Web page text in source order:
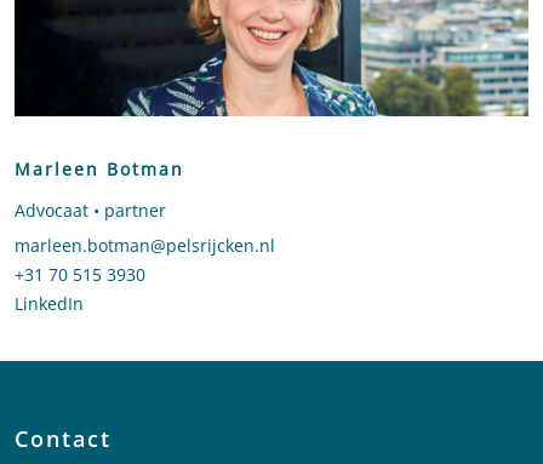
Marleen Botman
Advocaat • partner
Stuur een e-mail naar Marleen Botman
marleen.botman@pelsrijcken.nl
Bel naar Marleen Botman
+31 70 515 3930
LinkedIn
Contact